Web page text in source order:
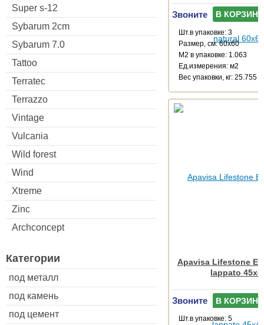
Super s-12
Sybarum 2cm
Sybarum 7.0
Tattoo
Terratec
Terrazzo
Vintage
Vulcania
Wild forest
Wind
Xtreme
Zinc
Archconcept
Категории
под металл
под камень
под цемент
Звоните В КОРЗИНУ
Шт.в упаковке: 3
Размер, см: 60x60
М2 в упаковке: 1.063
Ед.измерения: м2
Веc упаковки, кг: 25.755
Apavisa Lifestone
lappato
Звоните В КОРЗИНУ
Шт.в упаковке: 5